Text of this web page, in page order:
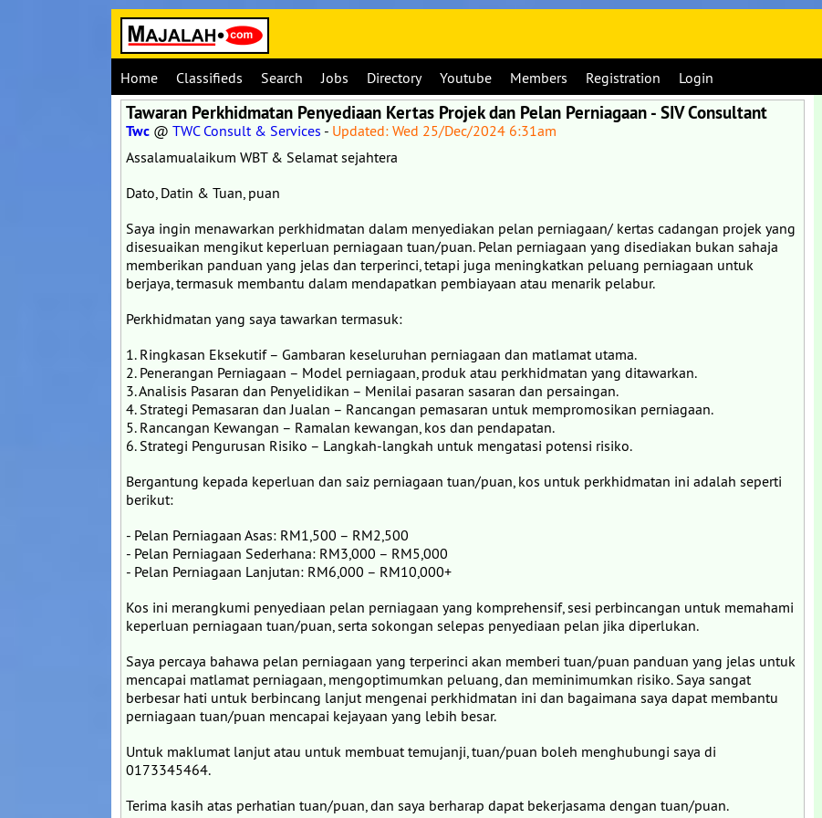
Home Classifieds Search Jobs Directory Youtube Members Registration Login
Tawaran Perkhidmatan Penyediaan Kertas Projek dan Pelan Perniagaan - SIV Consultant
Twc @ TWC Consult & Services - Updated: Wed 25/Dec/2024 6:31am
Assalamualaikum WBT & Selamat sejahtera
Dato, Datin & Tuan, puan
Saya ingin menawarkan perkhidmatan dalam menyediakan pelan perniagaan/ kertas cadangan projek yang
disesuaikan mengikut keperluan perniagaan tuan/puan. Pelan perniagaan yang disediakan bukan sahaja
memberikan panduan yang jelas dan terperinci, tetapi juga meningkatkan peluang perniagaan untuk
berjaya, termasuk membantu dalam mendapatkan pembiayaan atau menarik pelabur.
Perkhidmatan yang saya tawarkan termasuk:
1. Ringkasan Eksekutif – Gambaran keseluruhan perniagaan dan matlamat utama.
2. Penerangan Perniagaan – Model perniagaan, produk atau perkhidmatan yang ditawarkan.
3. Analisis Pasaran dan Penyelidikan – Menilai pasaran sasaran dan persaingan.
4. Strategi Pemasaran dan Jualan – Rancangan pemasaran untuk mempromosikan perniagaan.
5. Rancangan Kewangan – Ramalan kewangan, kos dan pendapatan.
6. Strategi Pengurusan Risiko – Langkah-langkah untuk mengatasi potensi risiko.
Bergantung kepada keperluan dan saiz perniagaan tuan/puan, kos untuk perkhidmatan ini adalah seperti
berikut:
- Pelan Perniagaan Asas: RM1,500 – RM2,500
- Pelan Perniagaan Sederhana: RM3,000 – RM5,000
- Pelan Perniagaan Lanjutan: RM6,000 – RM10,000+
Kos ini merangkumi penyediaan pelan perniagaan yang komprehensif, sesi perbincangan untuk memahami
keperluan perniagaan tuan/puan, serta sokongan selepas penyediaan pelan jika diperlukan.
Saya percaya bahawa pelan perniagaan yang terperinci akan memberi tuan/puan panduan yang jelas untuk
mencapai matlamat perniagaan, mengoptimumkan peluang, dan meminimumkan risiko. Saya sangat
berbesar hati untuk berbincang lanjut mengenai perkhidmatan ini dan bagaimana saya dapat membantu
perniagaan tuan/puan mencapai kejayaan yang lebih besar.
Untuk maklumat lanjut atau untuk membuat temujanji, tuan/puan boleh menghubungi saya di
0173345464.
Terima kasih atas perhatian tuan/puan, dan saya berharap dapat bekerjasama dengan tuan/puan.